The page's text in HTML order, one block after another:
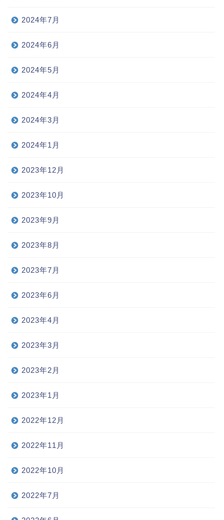
2024年7月
2024年6月
2024年5月
2024年4月
2024年3月
2024年1月
2023年12月
2023年10月
2023年9月
2023年8月
2023年7月
2023年6月
2023年4月
2023年3月
2023年2月
2023年1月
2022年12月
2022年11月
2022年10月
2022年7月